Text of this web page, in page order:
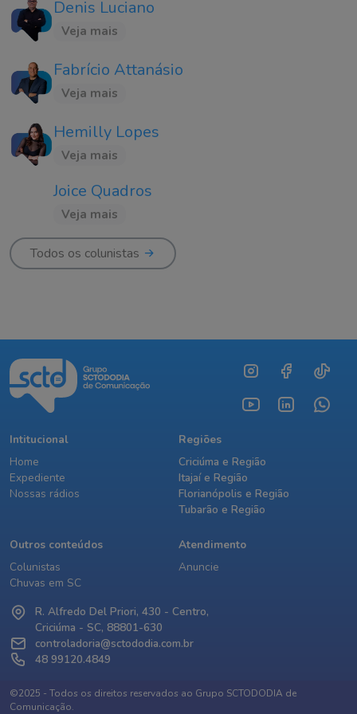
Denis Luciano
Veja mais
Fabrício Attanásio
Veja mais
Hemilly Lopes
Veja mais
Joice Quadros
Veja mais
Todos os colunistas
Intitucional
Home
Expediente
Nossas rádios
Regiões
Criciúma e Região
Itajaí e Região
Florianópolis e Região
Tubarão e Região
Outros conteúdos
Colunistas
Chuvas em SC
Atendimento
Anuncie
R. Alfredo Del Priori, 430 - Centro,
Criciúma - SC, 88801-630
controladoria@sctododia.com.br
48 99120.4849
©2025 - Todos os direitos reservados ao Grupo SCTODODIA de
Comunicação.